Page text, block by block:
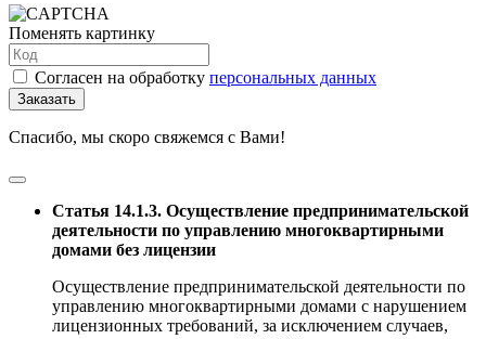
Поменять картинку
Согласен на обработку персональных данных
Заказать
Спасибо, мы скоро свяжемся с Вами!
Статья 14.1.3. Осуществление предпринимательской
деятельности по управлению многоквартирными
домами без лицензии
Осуществление предпринимательской деятельности по
управлению многоквартирными домами с нарушением
лицензионных требований, за исключением случаев,